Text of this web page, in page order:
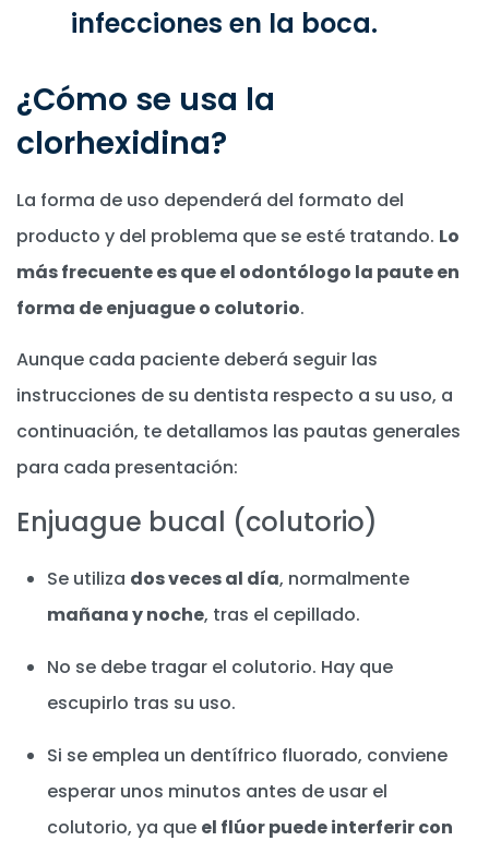
infecciones en la boca.
¿Cómo se usa la
clorhexidina?
La forma de uso dependerá del formato del
producto y del problema que se esté tratando. Lo
más frecuente es que el odontólogo la paute en
forma de enjuague o colutorio.
Aunque cada paciente deberá seguir las
instrucciones de su dentista respecto a su uso, a
continuación, te detallamos las pautas generales
para cada presentación:
Enjuague bucal (colutorio)
Se utiliza dos veces al día, normalmente
mañana y noche, tras el cepillado.
No se debe tragar el colutorio. Hay que
escupirlo tras su uso.
Si se emplea un dentífrico fluorado, conviene
esperar unos minutos antes de usar el
colutorio, ya que el flúor puede interferir con